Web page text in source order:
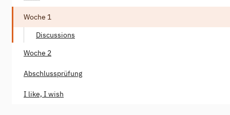
Woche 1
Discussions
Woche 2
Abschlussprüfung
I like, I wish